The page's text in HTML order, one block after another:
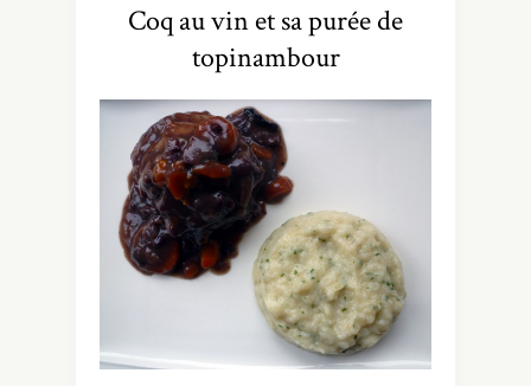
Coq au vin et sa purée de
topinambour